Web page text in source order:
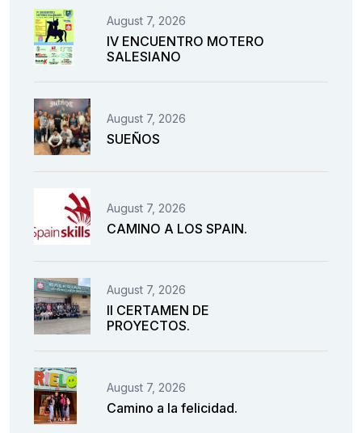
August 7, 2026
IV ENCUENTRO MOTERO
SALESIANO
August 7, 2026
SUEÑOS
August 7, 2026
CAMINO A LOS SPAIN.
August 7, 2026
II CERTAMEN DE
PROYECTOS.
August 7, 2026
Camino a la felicidad.